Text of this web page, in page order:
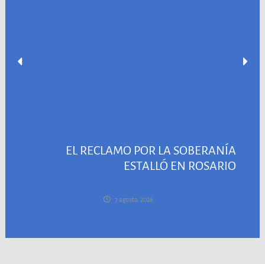
EL RECLAMO POR LA SOBERANÍA
ESTALLÓ EN ROSARIO
7 agosto, 2026